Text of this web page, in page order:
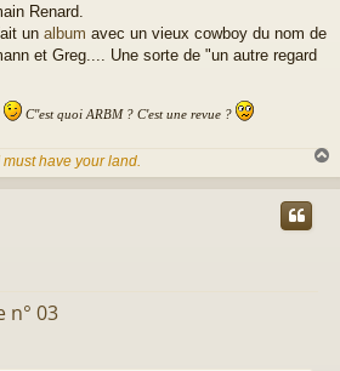
Renard.
un album avec un vieux cowboy du nom de
et Greg.... Une sorte de "un autre regard
C''est quoi ARBM ? C'est une revue ?
have your land.
a
n° 03